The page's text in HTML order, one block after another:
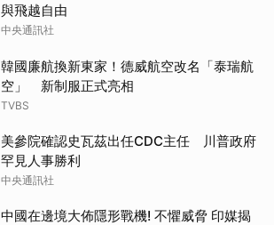
與飛越自由
中央通訊社
韓國廉航換新東家！德威航空改名「泰瑞航
空」 新制服正式亮相
TVBS
美參院確認史瓦茲出任CDC主任 川普政府
罕見人事勝利
中央通訊社
中國在邊境大佈隱形戰機! 不懼威脅 印媒揭